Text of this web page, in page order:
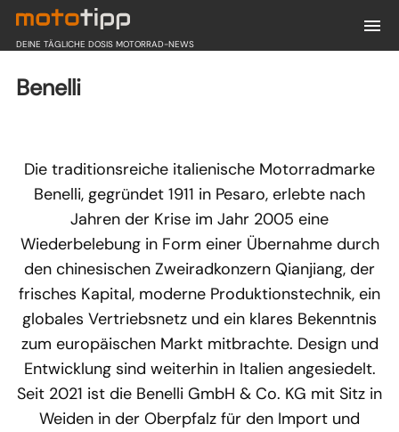
DEINE TÄGLICHE DOSIS MOTORRAD-NEWS
Benelli
Die traditionsreiche italienische Motorradmarke
Benelli, gegründet 1911 in Pesaro, erlebte nach
Jahren der Krise im Jahr 2005 eine
Wiederbelebung in Form einer Übernahme durch
den chinesischen Zweiradkonzern Qianjiang, der
frisches Kapital, moderne Produktionstechnik, ein
globales Vertriebsnetz und ein klares Bekenntnis
zum europäischen Markt mitbrachte. Design und
Entwicklung sind weiterhin in Italien angesiedelt.
Seit 2021 ist die Benelli GmbH & Co. KG mit Sitz in
Weiden in der Oberpfalz für den Import und